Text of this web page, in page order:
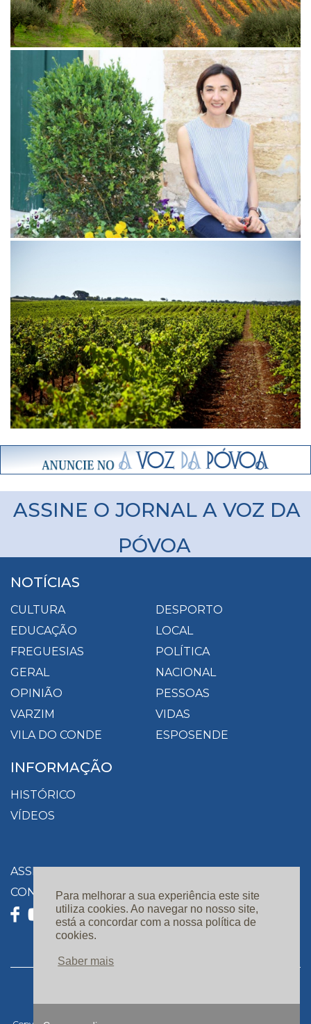
Para melhorar a sua experiência este site
utiliza cookies. Ao navegar no nosso site,
está a concordar com a nossa política de
cookies.
Saber mais
ASSINE O JORNAL A VOZ DA
PÓVOA
NOTÍCIAS
CULTURA
DESPORTO
EDUCAÇÃO
LOCAL
FREGUESIAS
POLÍTICA
GERAL
NACIONAL
OPINIÃO
PESSOAS
VARZIM
VIDAS
VILA DO CONDE
ESPOSENDE
INFORMAÇÃO
HISTÓRICO
VÍDEOS
ASSINATURAS
CONTACTOS
Livro de Reclamações Online |